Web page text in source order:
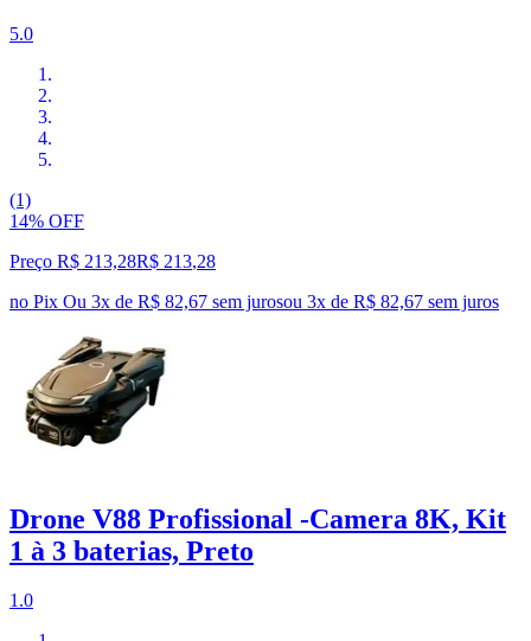
5.0
(1)
14% OFF
Preço R$ 213,28R$ 213,28
no Pix Ou 3x de R$ 82,67 sem jurosou 3x de R$ 82,67 sem juros
Drone V88 Profissional -Camera 8K, Kit
1 à 3 baterias, Preto
1.0